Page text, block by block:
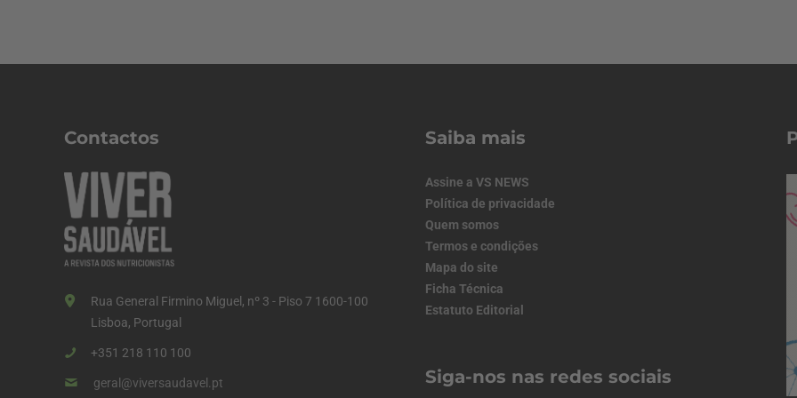
Contactos
Rua General Firmino Miguel, nº 3 - Piso 7 1600-100
Lisboa, Portugal
+351 218 110 100
geral@viversaudavel.pt
Saiba mais
Assine a VS NEWS
Política de privacidade
Quem somos
Termos e condições
Mapa do site
Ficha Técnica
Estatuto Editorial
Siga-nos nas redes sociais